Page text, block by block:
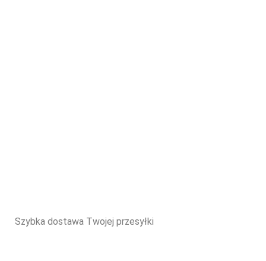
Szybka dostawa Twojej przesyłki